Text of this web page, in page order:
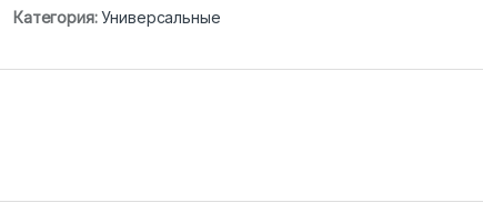
Категория:Универсальные